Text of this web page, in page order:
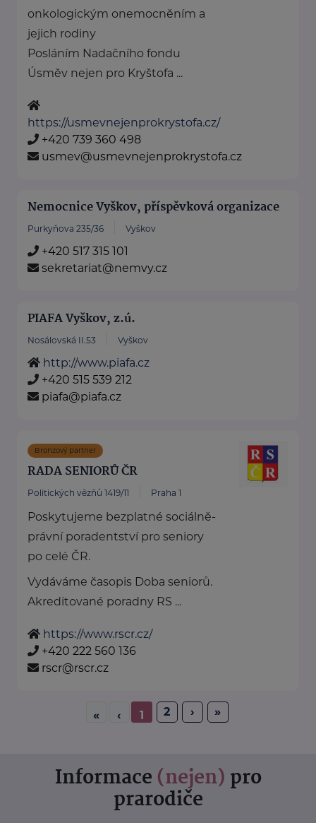
onkologickým onemocněním a
jejich rodiny
Posláním Nadačního fondu
Úsměv nejen pro Kryštofa ...
https://usmevnejenprokrystofa.cz/
+420 739 360 498
usmev@usmevnejenprokrystofa.cz
Nemocnice Vyškov, příspěvková organizace
Purkyňova 235/36 Vyškov
+420 517 315 101
sekretariat@nemvy.cz
PIAFA Vyškov, z.ú.
Nosálovská II.53 Vyškov
http://www.piafa.cz
+420 515 539 212
piafa@piafa.cz
Bronzový partner
RADA SENIORŮ ČR
Politických vězňů 1419/11 Praha 1
Poskytujeme bezplatné sociálně-
právní poradentství pro seniory
po celé ČR.
Vydáváme časopis Doba seniorů.
Akreditované poradny RS ...
https://www.rscr.cz/
+420 222 560 136
rscr@rscr.cz
« ‹ 1 2 › »
Informace (nejen) pro
prarodiče